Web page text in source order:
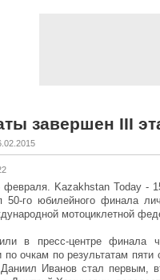
завершен III
Kazakhstan Today -
50-го юбилейного финала
мотоциклетной
в пресс-центре финала
по очкам по результатам
Иванов стал первым,